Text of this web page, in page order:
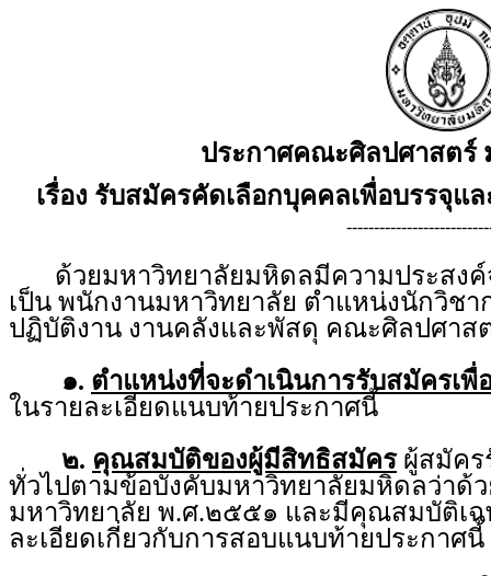
ประกาศคณะศิลปศาสตร์
เรื่อง รับสมัครคัดเลือกบุคคลเพื่อบรรจุแ
ด้วยมหาวิทยาลัยมหิดลมีความประสงค์
เป็น พนักงานมหาวิทยาลัย ตำแหน่งนักวิช
ปฏิบัติงาน งานคลังและพัสดุ คณะศิลปศา
๑. ตำแหน่งที่จะดำเนินการรับสมัครเพื่
ในรายละเอียดแนบท้ายประกาศนี้
๒. คุณสมบัติของผู้มีสิทธิสมัครผู้สมัคร
ทั่วไปตามข้อบังคับมหาวิทยาลัยมหิดลว่าด้
มหาวิทยาลัย พ.ศ.๒๕๕๑ และมีคุณสมบัติเฉ
ละเอียดเกี่ยวกับการสอบแนบท้ายประกาศนี้